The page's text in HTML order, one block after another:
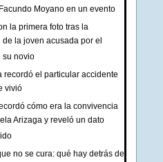
Moyano en un evento
la primera foto tras la
la joven acusada por el
su novio
recordó el particular accidente
vivió
cómo era la convivencia
Arizaga y reveló un dato
no se cura: qué hay detrás de